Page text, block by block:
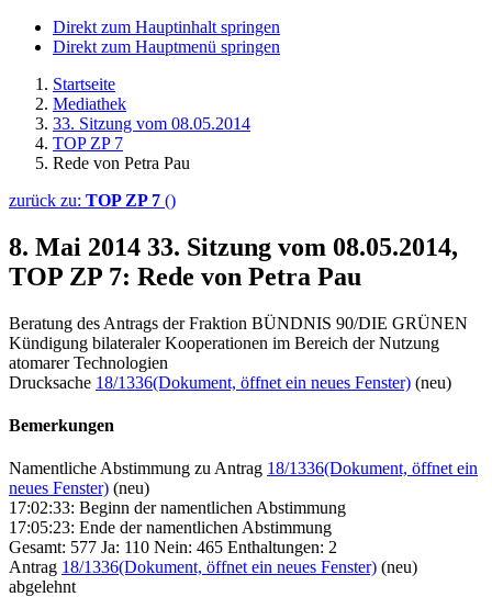
Direkt zum Hauptinhalt springen
Direkt zum Hauptmenü springen
Startseite
Mediathek
33. Sitzung vom 08.05.2014
TOP ZP 7
Rede von Petra Pau
zurück zu: TOP ZP 7 ()
8. Mai 2014 33. Sitzung vom 08.05.2014,
TOP ZP 7: Rede von Petra Pau
Beratung des Antrags der Fraktion BÜNDNIS 90/DIE GRÜNEN
Kündigung bilateraler Kooperationen im Bereich der Nutzung
atomarer Technologien
Drucksache 18/1336(Dokument, öffnet ein neues Fenster) (neu)
Bemerkungen
Namentliche Abstimmung zu Antrag 18/1336(Dokument, öffnet ein
neues Fenster) (neu)
17:02:33: Beginn der namentlichen Abstimmung
17:05:23: Ende der namentlichen Abstimmung
Gesamt: 577 Ja: 110 Nein: 465 Enthaltungen: 2
Antrag 18/1336(Dokument, öffnet ein neues Fenster) (neu)
abgelehnt